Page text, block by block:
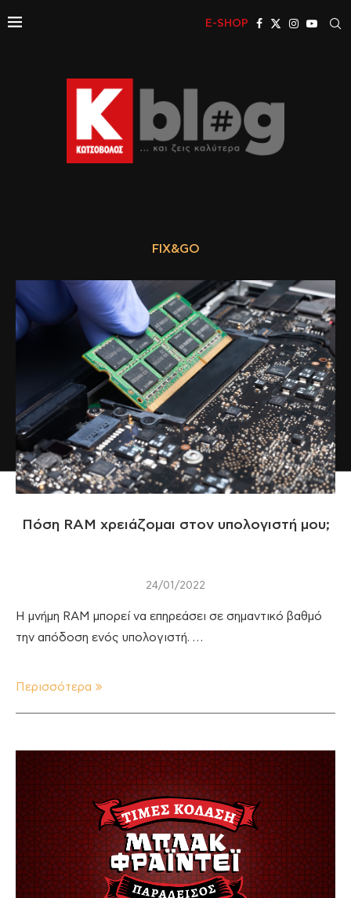
E-SHOP
FIX&GO
Πόση RAM χρειάζομαι στον υπολογιστή μου;
24/01/2022
Η μνήμη RAM μπορεί να επηρεάσει σε σημαντικό βαθμό
την απόδοση ενός υπολογιστή. …
Περισσότερα